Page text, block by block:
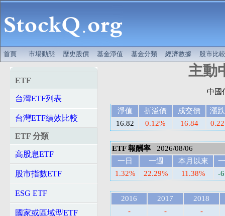
首頁 市場動態 歷史股價 基金淨值 基金分類 經濟數據 股市比較
ETF
台灣ETF列表
台灣ETF績效比較
ETF 分類
高股息ETF
股市指數ETF
ESG ETF
國家或區域型ETF
主動
淨值 折溢價 成交價
漲跌
16.82
0.12% 16.84 0.22
ETF 報酬率 2026/08/06
一日
一週 本月以來
1.32%
22.29% 11.38% -
2016 2017
2018
-
- -